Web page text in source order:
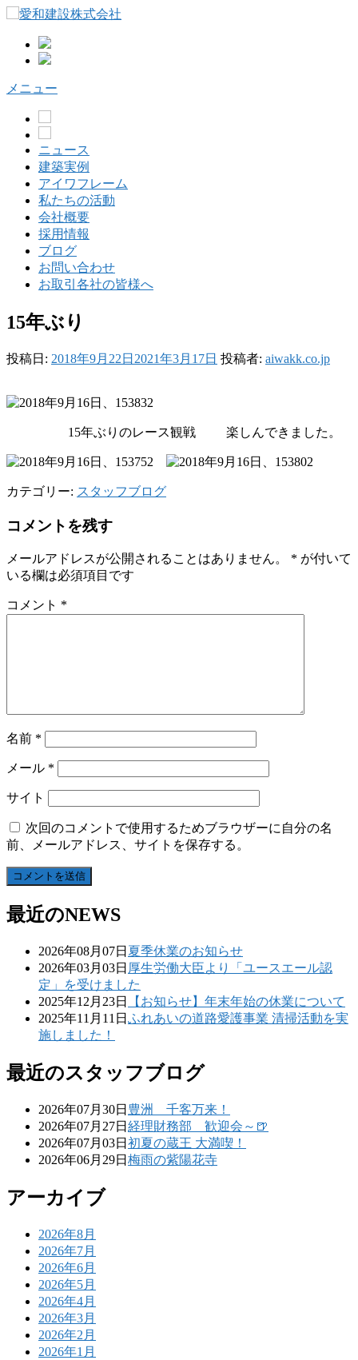
へ
メニュー
ニュース
建築実例
アイワフレーム
私たちの活動
会社概要
採用情報
ブログ
お問い合わせ
お取引各社の皆様へ
15年ぶり
投稿日: 2018年9月22日 2021年3月17日 投稿者: aiwakk.co.jp
15年ぶりのレース観戦 楽しんできました。
カテゴリー: スタッフブログ
コメントを残す
メールアドレスが公開されることはありません。 * が付いて
いる欄は必須項目です
コメント *
名前 *
メール *
サイト
次回のコメントで使用するためブラウザーに自分の名
前、メールアドレス、サイトを保存する。
最近のNEWS
2026年08月07日 夏季休業のお知らせ
2026年03月03日 厚生労働大臣より「ユースエール認
定」を受けました
2025年12月23日
【お知らせ】年末年始の休業について
2025年11月11日 ふれあいの道路愛護事業 清掃活動を実
施しました！
最近のスタッフブログ
2026年07月30日 豊洲 千客万来！
2026年07月27日 経理財務部 歓迎会～🍺
2026年07月03日 初夏の蔵王 大満喫！
2026年06月29日 梅雨の紫陽花寺
アーカイブ
2026年8月
2026年7月
2026年6月
2026年5月
2026年4月
2026年3月
2026年2月
2026年1月